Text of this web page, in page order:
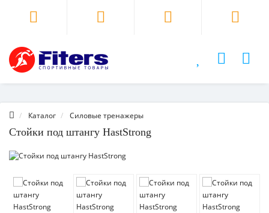
Каталог Силовые тренажеры
Стойки под штангу HastStrong